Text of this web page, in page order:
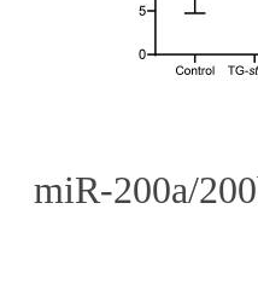
miR-200a/